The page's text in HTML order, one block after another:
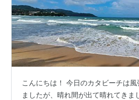
こんにちは！ 今日のカタビーチは
ましたが、晴れ間が出て晴れてきま